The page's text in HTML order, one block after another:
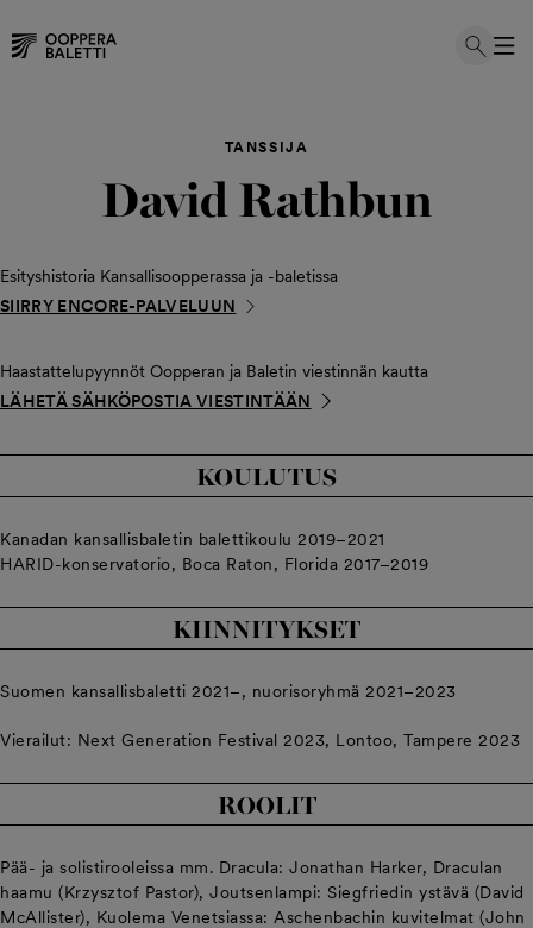
TANSSIJA
David Rathbun
Esityshistoria Kansallisoopperassa ja -baletissa
SIIRRY ENCORE-PALVELUUN
Haastattelupyynnöt Oopperan ja Baletin viestinnän kautta
LÄHETÄ SÄHKÖPOSTIA VIESTINTÄÄN
KOULUTUS
Kanadan kansallisbaletin balettikoulu 2019–2021
HARID-konservatorio, Boca Raton, Florida 2017–2019
KIINNITYKSET
Suomen kansallisbaletti 2021–, nuorisoryhmä 2021–2023
Vierailut: Next Generation Festival 2023, Lontoo, Tampere 2023
ROOLIT
Pää- ja solistirooleissa mm. Dracula: Jonathan Harker, Draculan
haamu (Krzysztof Pastor), Joutsenlampi: Siegfriedin ystävä (David
McAllister), Kuolema Venetsiassa: Aschenbachin kuvitelmat (John